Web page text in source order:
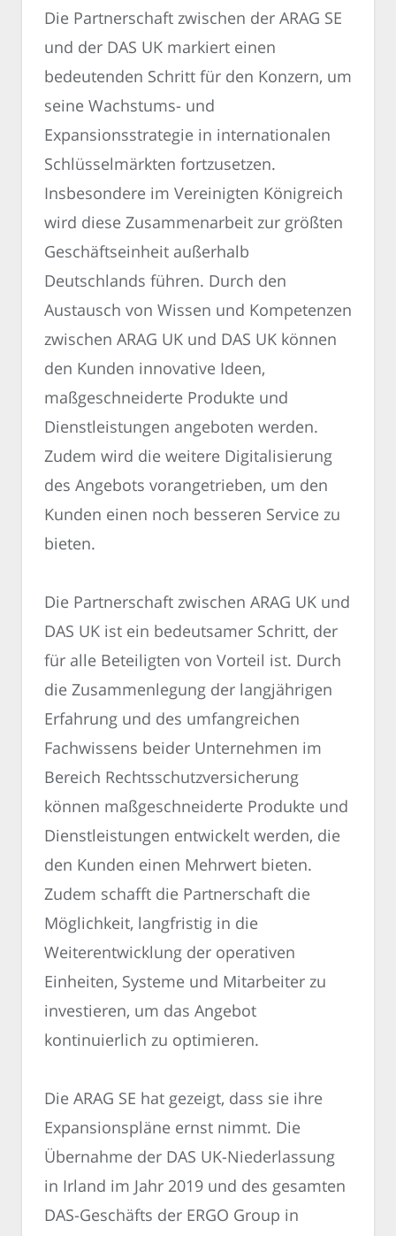
Die Partnerschaft zwischen der ARAG SE
und der DAS UK markiert einen
bedeutenden Schritt für den Konzern, um
seine Wachstums- und
Expansionsstrategie in internationalen
Schlüsselmärkten fortzusetzen.
Insbesondere im Vereinigten Königreich
wird diese Zusammenarbeit zur größten
Geschäftseinheit außerhalb
Deutschlands führen. Durch den
Austausch von Wissen und Kompetenzen
zwischen ARAG UK und DAS UK können
den Kunden innovative Ideen,
maßgeschneiderte Produkte und
Dienstleistungen angeboten werden.
Zudem wird die weitere Digitalisierung
des Angebots vorangetrieben, um den
Kunden einen noch besseren Service zu
bieten.
Die Partnerschaft zwischen ARAG UK und
DAS UK ist ein bedeutsamer Schritt, der
für alle Beteiligten von Vorteil ist. Durch
die Zusammenlegung der langjährigen
Erfahrung und des umfangreichen
Fachwissens beider Unternehmen im
Bereich Rechtsschutzversicherung
können maßgeschneiderte Produkte und
Dienstleistungen entwickelt werden, die
den Kunden einen Mehrwert bieten.
Zudem schafft die Partnerschaft die
Möglichkeit, langfristig in die
Weiterentwicklung der operativen
Einheiten, Systeme und Mitarbeiter zu
investieren, um das Angebot
kontinuierlich zu optimieren.
Die ARAG SE hat gezeigt, dass sie ihre
Expansionspläne ernst nimmt. Die
Übernahme der DAS UK-Niederlassung
in Irland im Jahr 2019 und des gesamten
DAS-Geschäfts der ERGO Group in